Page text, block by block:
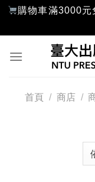
購物車滿3000元
首頁 / 商店 /